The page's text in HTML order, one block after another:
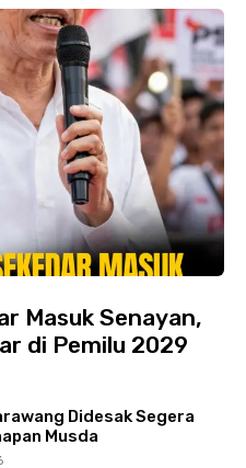
Masuk Senayan,
di Pemilu 2029
Didesak Segera
Musda